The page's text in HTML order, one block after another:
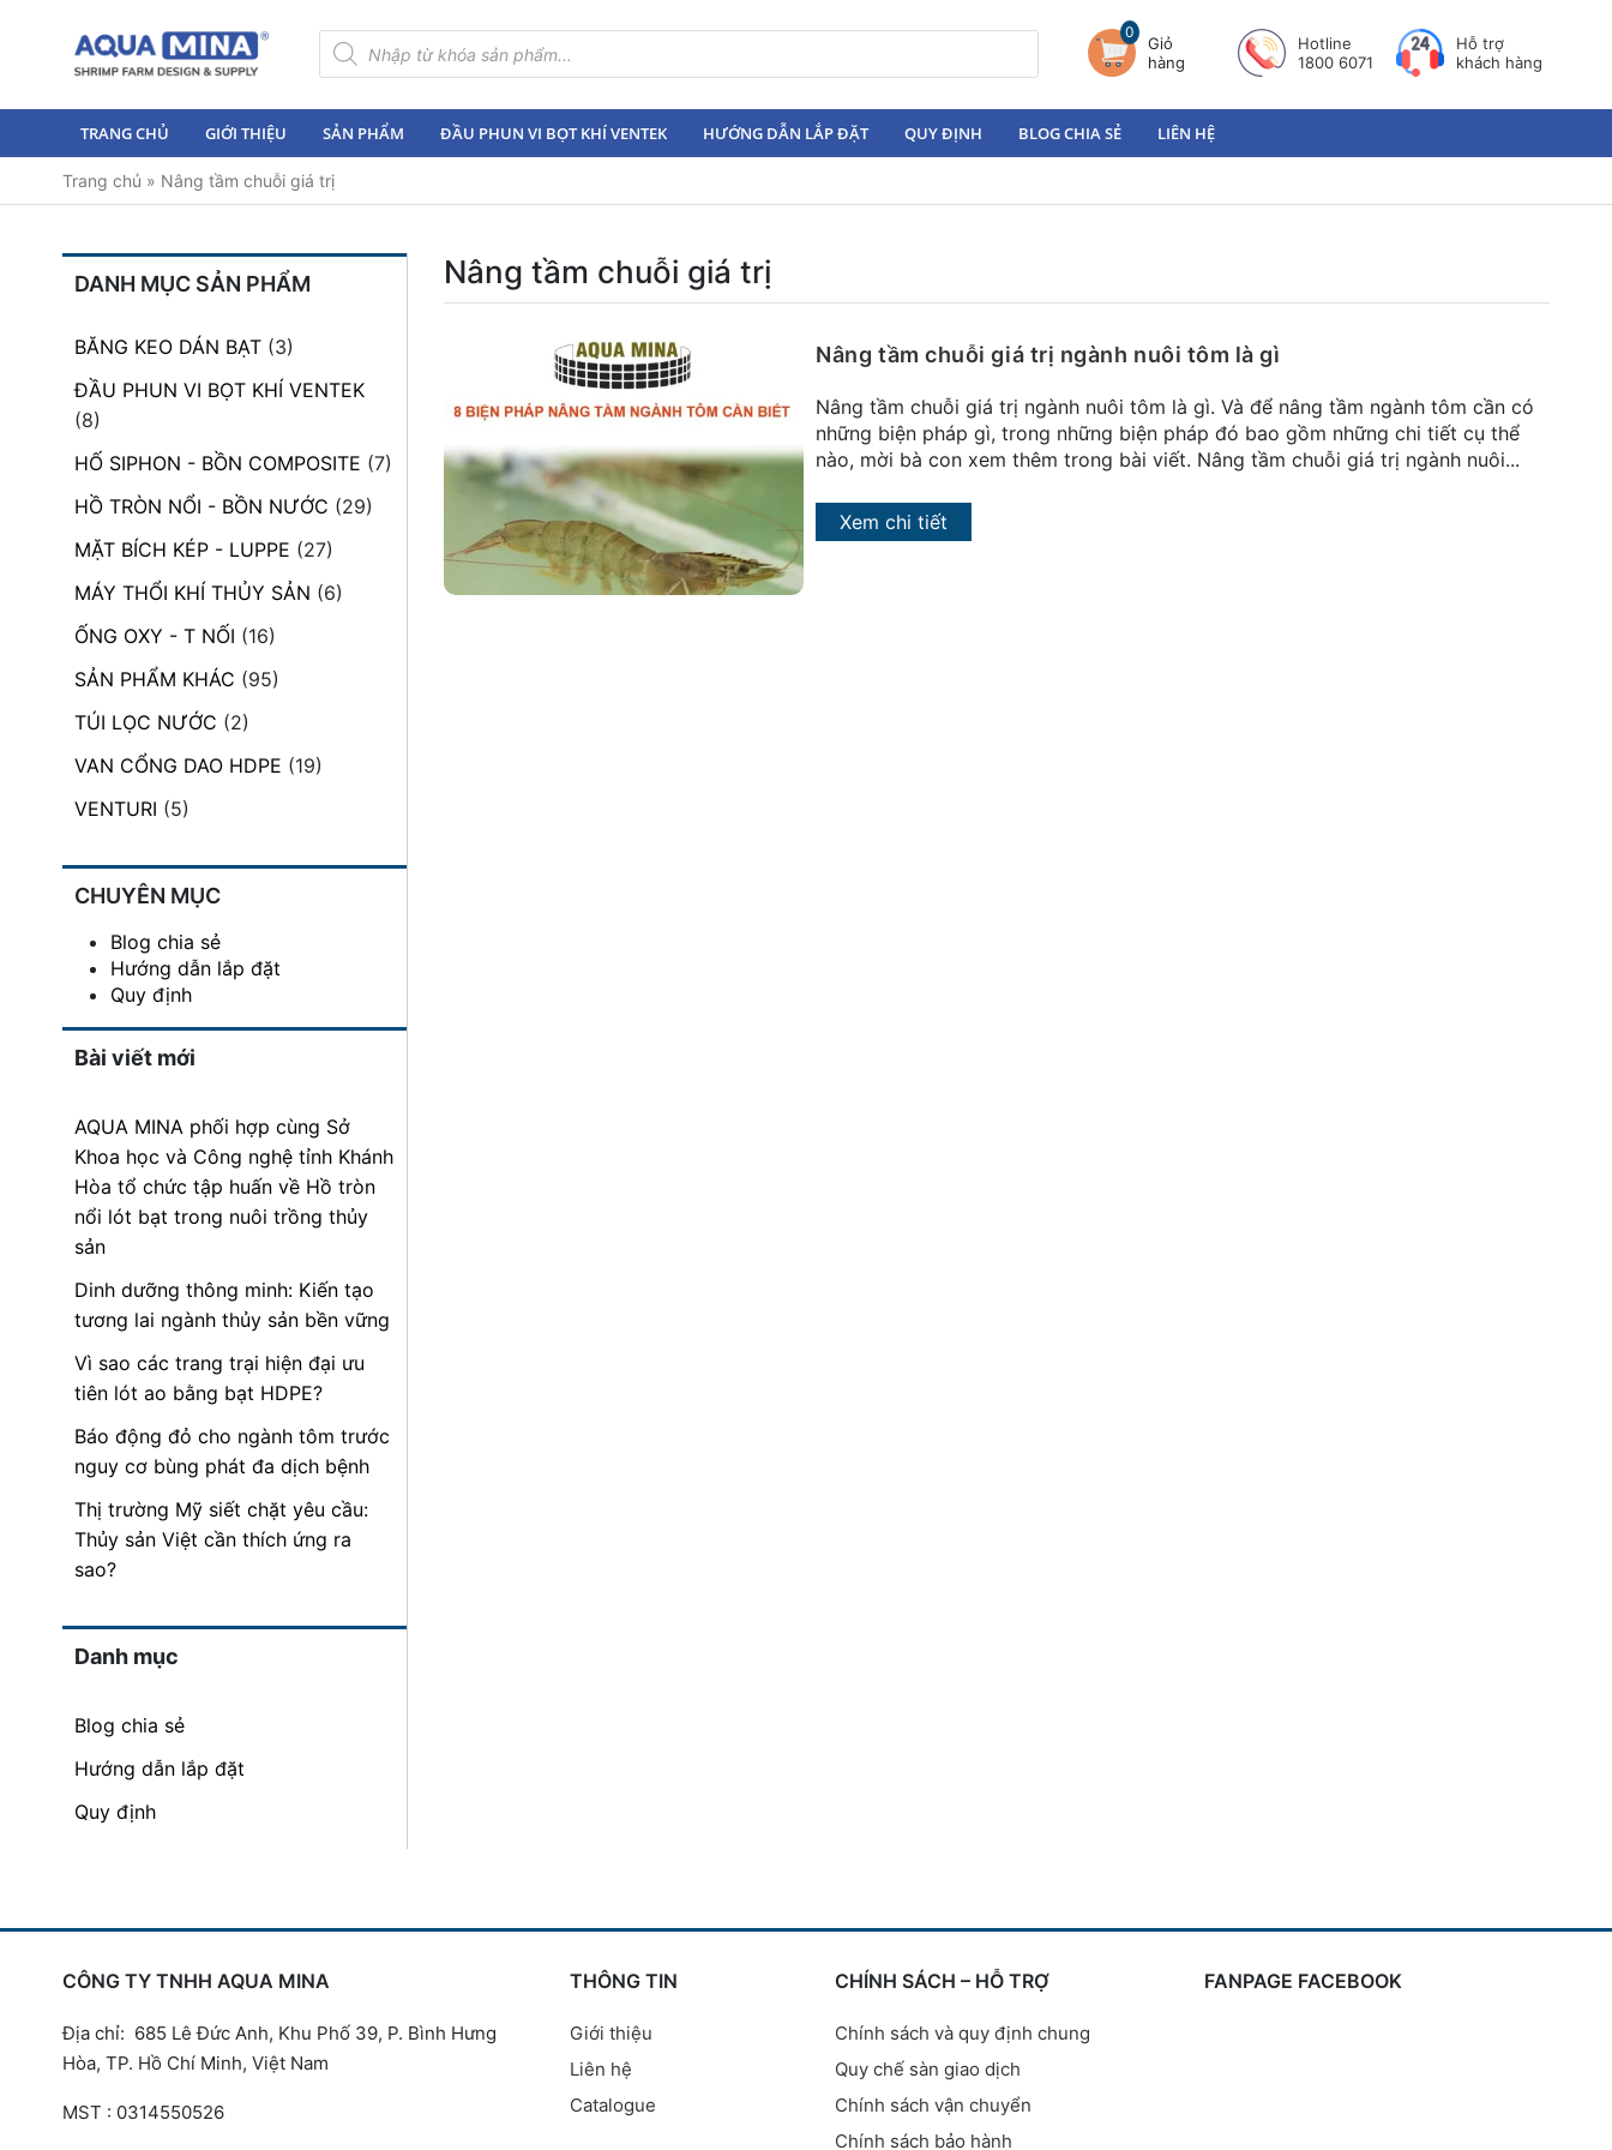
Tìm
kiếm
sản
0
Giỏ
hàng
Hotline
1800 6071
Hỗ trợ
khách hàng
TRANG CHỦ GIỚI THIỆU SẢN PHẨM ĐẦU PHUN VI BỌT KHÍ VENTEK HƯỚNG DẪN LẮP ĐẶT QUY ĐỊNH BLOG CHIA SẺ LIÊN HỆ
Trang chủ » Nâng tầm chuỗi giá trị
DANH MỤC SẢN PHẨM
BĂNG KEO DÁN BẠT (3)
ĐẦU PHUN VI BỌT KHÍ VENTEK
(8)
HỐ SIPHON - BỒN COMPOSITE (7)
HỒ TRÒN NỔI - BỒN NƯỚC (29)
MẶT BÍCH KÉP - LUPPE (27)
MÁY THỔI KHÍ THỦY SẢN (6)
ỐNG OXY - T NỐI (16)
SẢN PHẨM KHÁC (95)
TÚI LỌC NƯỚC (2)
VAN CỔNG DAO HDPE (19)
VENTURI (5)
CHUYÊN MỤC
Blog chia sẻ
Hướng dẫn lắp đặt
Quy định
Bài viết mới
AQUA MINA phối hợp cùng Sở
Khoa học và Công nghệ tỉnh Khánh
Hòa tổ chức tập huấn về Hồ tròn
nổi lót bạt trong nuôi trồng thủy
sản
Dinh dưỡng thông minh: Kiến tạo
tương lai ngành thủy sản bền vững
Vì sao các trang trại hiện đại ưu
tiên lót ao bằng bạt HDPE?
Báo động đỏ cho ngành tôm trước
nguy cơ bùng phát đa dịch bệnh
Thị trường Mỹ siết chặt yêu cầu:
Thủy sản Việt cần thích ứng ra
sao?
Danh mục
Blog chia sẻ
Hướng dẫn lắp đặt
Quy định
Nâng tầm chuỗi giá trị
Nâng tầm chuỗi giá trị ngành nuôi tôm là gì
Nâng tầm chuỗi giá trị ngành nuôi tôm là gì. Và để nâng tầm ngành tôm cần có
những biện pháp gì, trong những biện pháp đó bao gồm những chi tiết cụ thể
nào, mời bà con xem thêm trong bài viết. Nâng tầm chuỗi giá trị ngành nuôi...
Xem chi tiết
CÔNG TY TNHH AQUA MINA
Địa chỉ: 685 Lê Đức Anh, Khu Phố 39, P. Bình Hưng
Hòa, TP. Hồ Chí Minh, Việt Nam
MST : 0314550526
THÔNG TIN
Giới thiệu
Liên hệ
Catalogue
CHÍNH SÁCH – HỖ TRỢ
Chính sách và quy định chung
Quy chế sàn giao dịch
Chính sách vận chuyển
Chính sách bảo hành
FANPAGE FACEBOOK